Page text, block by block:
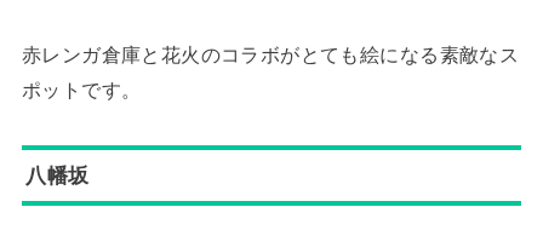
赤レンガ倉庫と花火のコラボがとても絵になる素敵なス
ポットです。
八幡坂